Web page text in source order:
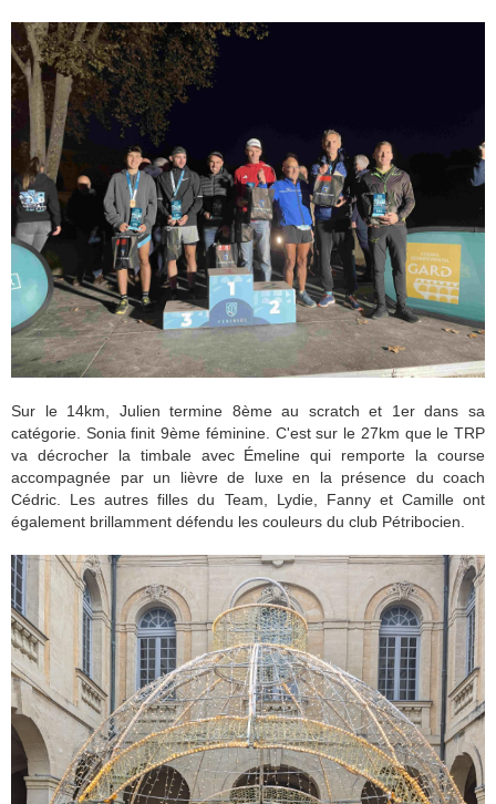
Sur le 14km, Julien termine 8ème au scratch et 1er dans sa
catégorie. Sonia finit 9ème féminine. C'est sur le 27km que le TRP
va décrocher la timbale avec Émeline qui remporte la course
accompagnée par un lièvre de luxe en la présence du coach
Cédric. Les autres filles du Team, Lydie, Fanny et Camille ont
également brillamment défendu les couleurs du club Pétribocien.